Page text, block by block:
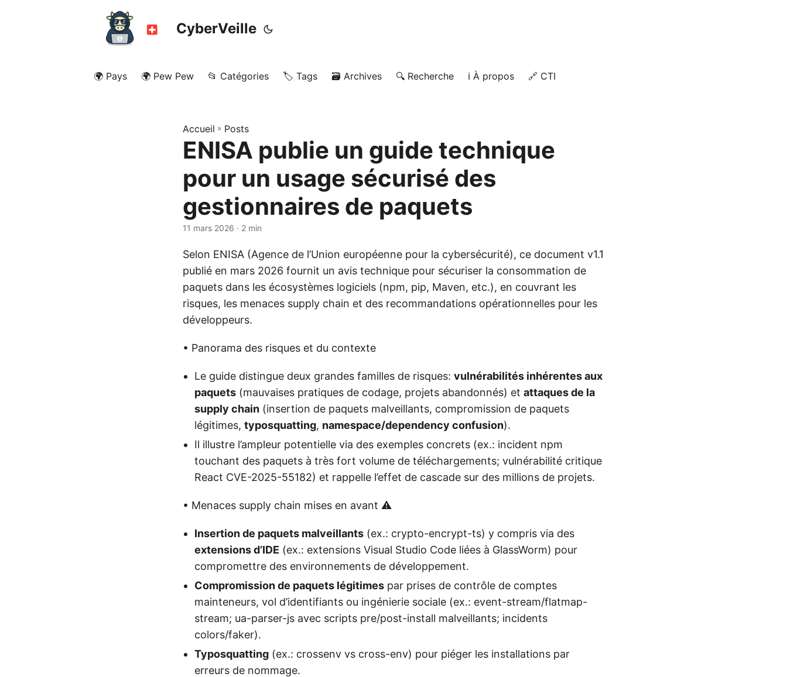
CyberVeille
🌍 Pays 🌍 Pew Pew 📂 Catégories 🏷️ Tags 🗃️ Archives 🔍 Recherche ℹ️ À propos 🔗 CTI
Accueil » Posts
ENISA publie un guide technique
pour un usage sécurisé des
gestionnaires de paquets
11 mars 2026 · 2 min
Selon ENISA (Agence de l’Union européenne pour la cybersécurité), ce document v1.1
publié en mars 2026 fournit un avis technique pour sécuriser la consommation de
paquets dans les écosystèmes logiciels (npm, pip, Maven, etc.), en couvrant les
risques, les menaces supply chain et des recommandations opérationnelles pour les
développeurs.
• Panorama des risques et du contexte
Le guide distingue deux grandes familles de risques: vulnérabilités inhérentes aux
paquets (mauvaises pratiques de codage, projets abandonnés) et attaques de la
supply chain (insertion de paquets malveillants, compromission de paquets
légitimes, typosquatting, namespace/dependency confusion).
Il illustre l’ampleur potentielle via des exemples concrets (ex.: incident npm
touchant des paquets à très fort volume de téléchargements; vulnérabilité critique
React CVE-2025-55182) et rappelle l’effet de cascade sur des millions de projets.
• Menaces supply chain mises en avant ⚠️
Insertion de paquets malveillants (ex.: crypto-encrypt-ts) y compris via des
extensions d’IDE (ex.: extensions Visual Studio Code liées à GlassWorm) pour
compromettre des environnements de développement.
Compromission de paquets légitimes par prises de contrôle de comptes
mainteneurs, vol d’identifiants ou ingénierie sociale (ex.: event-stream/flatmap-
stream; ua-parser-js avec scripts pre/post-install malveillants; incidents
colors/faker).
Typosquatting (ex.: crossenv vs cross-env) pour piéger les installations par
erreurs de nommage.